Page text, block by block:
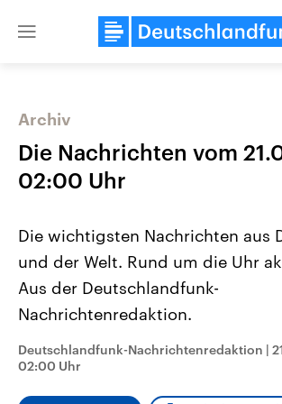
Close
Landtagswahl Sachsen-Anhalt
Alle Informationen
Sachsen-Anhalt wählt am 6.
September 2026 einen neuen
Bundesland von einer Koalition aus mit
Archiv
Die Nachrichten vom
02:00 Uhr
Die wichtigsten Nachrichten aus
und der Welt. Rund um die Uhr
Aus der Deutschlandfunk-
Nachrichtenredaktion.
Deutschlandfunk-Nachrichtenredaktion |
02:00 Uhr